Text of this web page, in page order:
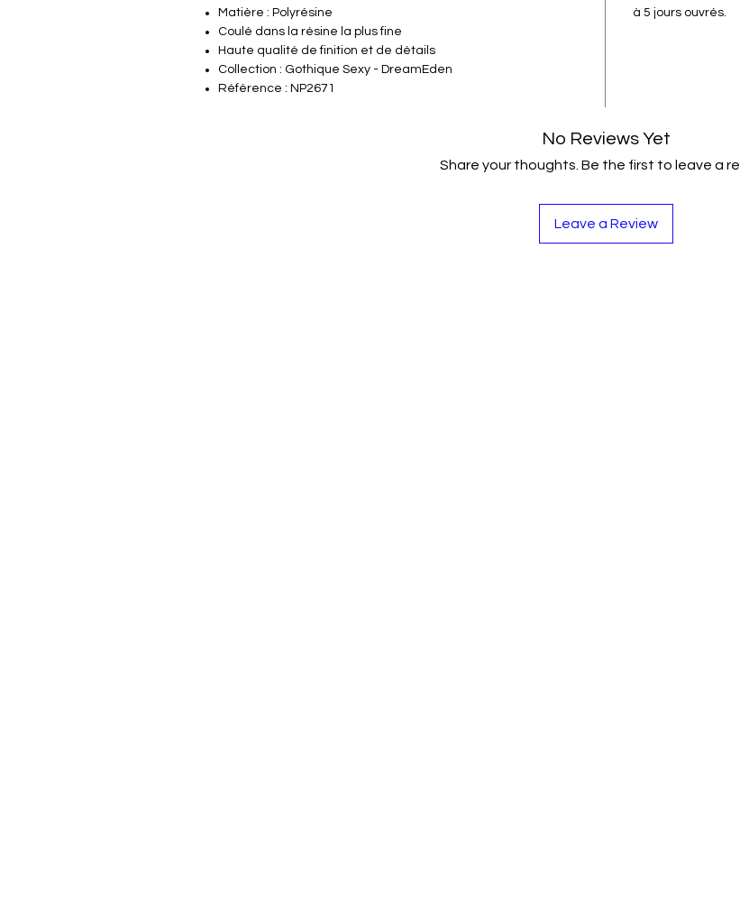
Matière : Polyrésine
Coulé dans la résine la plus fine
Haute qualité de finition et de détails
Collection : Gothique Sexy - DreamEden
Référence : NP2671
à 5 jours ouvrés.
No Reviews Yet
Share your thoughts. Be the first to leave a
Leave a Review